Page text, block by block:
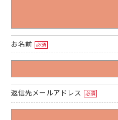
お名前 必須
返信先メールアドレス 必須